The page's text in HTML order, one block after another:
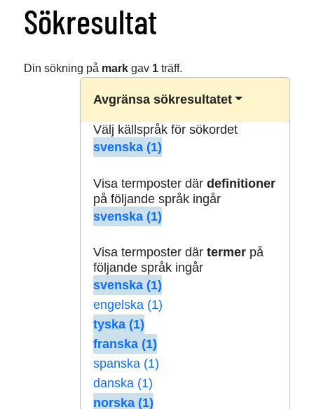
Sökresultat
Din sökning på markgav 1träff.
Avgränsa sökresultatet
Välj källspråk för sökordet
svenska (1)
Visa termposter där definitioner
på följande språk ingår
svenska (1)
Visa termposter där termerpå
följande språk ingår
svenska (1)
engelska (1)
tyska (1)
franska (1)
spanska (1)
danska (1)
norska (1)